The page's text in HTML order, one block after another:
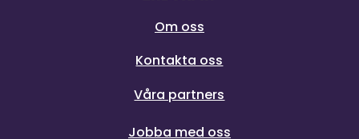
Om oss
Kontakta oss
Våra partners
Jobba med oss